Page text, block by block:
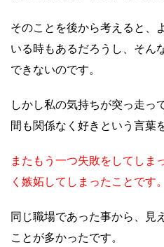
そのことを後から考えると、
いる時もあるだろうし、そん
できないのです。
しかし私の気持ちが突っ走っ
間も関係なく好きという言葉
またもう一つ失敗をしてしま
く嫉妬してしまったことです。
同じ職場であった事から、見
ことが多かったです。